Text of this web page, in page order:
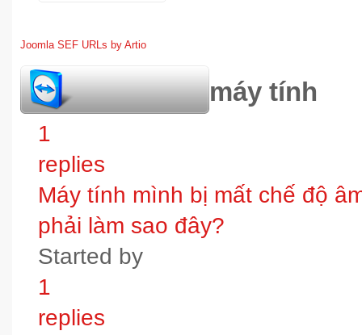
Joomla SEF URLs by Artio
hỏi đáp bảo trì máy tính
1
replies
Máy tính mình bị mất chế độ
phải làm sao đây?
Started by
1
replies